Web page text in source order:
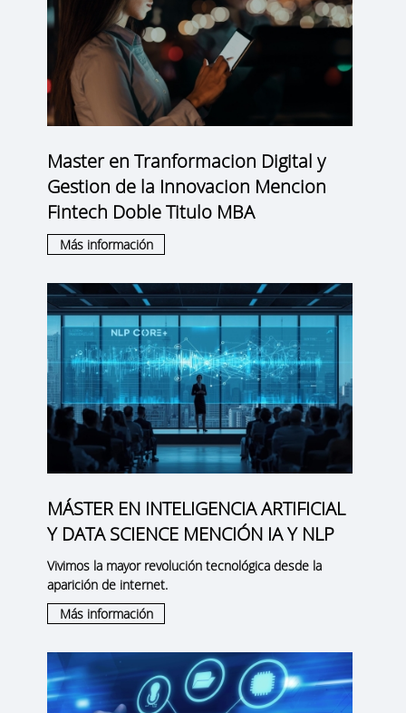
Master en Tranformacion Digital y
Gestion de la Innovacion Mencion
Fintech Doble Titulo MBA
Más información
MÁSTER EN INTELIGENCIA ARTIFICIAL
Y DATA SCIENCE MENCIÓN IA Y NLP
Vivimos la mayor revolución tecnológica desde la
aparición de internet.
Más información